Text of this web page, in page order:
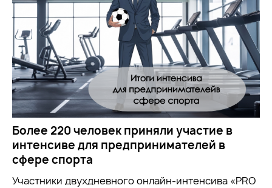
Более 220 человек приняли участие в
интенсиве для предпринимателей в
сфере спорта
Участники двухдневного онлайн-интенсива «PRO